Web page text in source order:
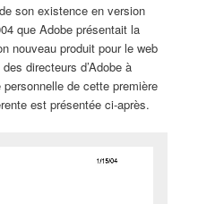
son existence en version
que Adobe présentait la
nouveau produit pour le web
directeurs d’Adobe à
personnelle de cette première
est présentée ci-après.